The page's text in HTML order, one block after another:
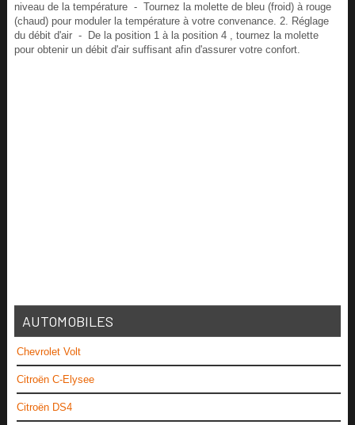
niveau de la température - Tournez la molette de bleu (froid) à rouge
(chaud) pour moduler la température à votre convenance. 2. Réglage
du débit d'air - De la position 1 à la position 4 , tournez la molette
pour obtenir un débit d'air suffisant afin d'assurer votre confort.
AUTOMOBILES
Chevrolet Volt
Citroën C-Elysee
Citroën DS4